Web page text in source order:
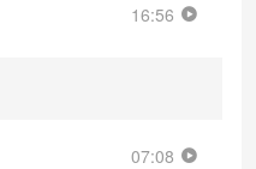
16:56
07:08